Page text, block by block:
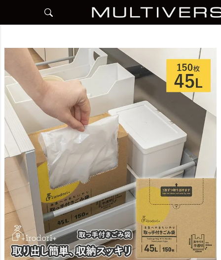
ごみ袋 取っ手付きごみ袋 45L 150枚